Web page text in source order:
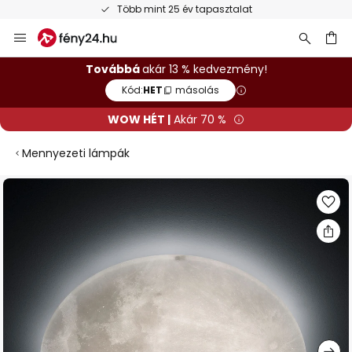
Több mint 25 év tapasztalat
Ugrás
a
tartalomhozTovábbáakár 13 % kedvezmény!
Kód:HET másolás
WOW HÉT | Akár 70 %
Mennyezeti lámpák
Ugrás